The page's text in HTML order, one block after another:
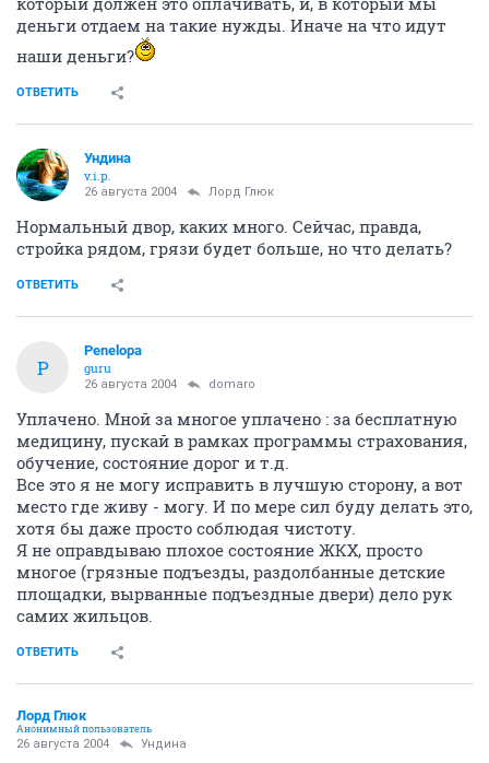
деньги отдаем на такие нужды. Иначе на что идут
наши деньги?
ОТВЕТИТЬ
Ундина
v.i.p.
26 августа 2004 Лорд Глюк
Нормальный двор, каких много. Сейчас, правда,
стройка рядом, грязи будет больше, но что делать?
ОТВЕТИТЬ
P
Penelopa
guru
26 августа 2004 domaro
Уплачено. Мной за многое уплачено : за бесплатную
медицину, пускай в рамках программы страхования,
обучение, состояние дорог и т.д.
Все это я не могу исправить в лучшую сторону, а вот
место где живу - могу. И по мере сил буду делать это,
хотя бы даже просто соблюдая чистоту.
Я не оправдываю плохое состояние ЖКХ, просто
многое (грязные подъезды, раздолбанные детские
площадки, вырванные подъездные двери) дело рук
самих жильцов.
ОТВЕТИТЬ
Лорд Глюк
Анонимный пользователь
26 августа 2004 Ундина